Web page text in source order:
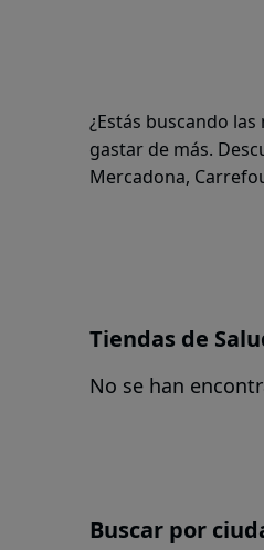
¿Estás buscando las
gastar de más.
Mercadona,
Tiendas de
No se han
Buscar por